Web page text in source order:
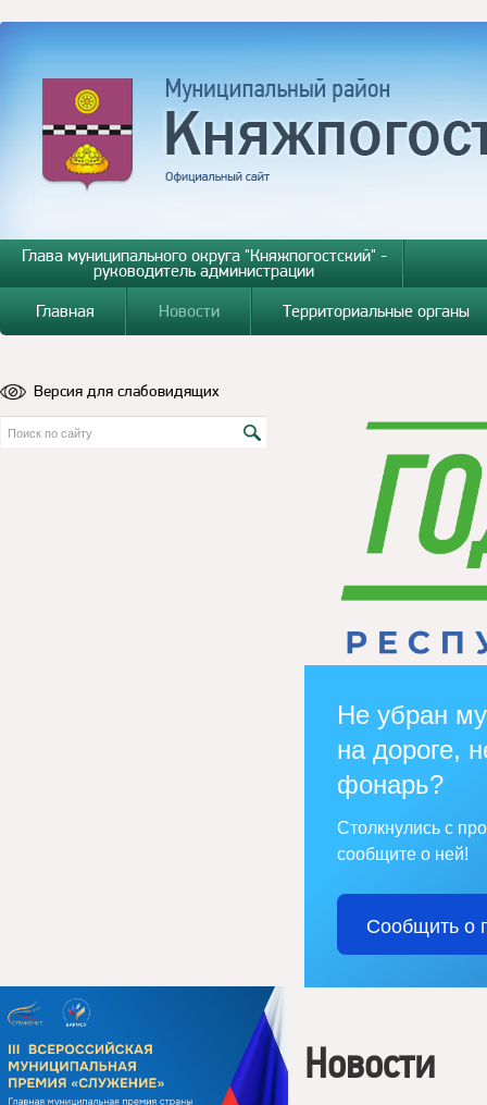
Глава муниципального округа "Княжпогостский" -
руководитель администрации
Главная
Новости Территориальные органы
Версия для слабовидящих
Не убран
на дороге,
фонарь?
Столкнулись с
сообщите о ней!
Сообщить о
Новости